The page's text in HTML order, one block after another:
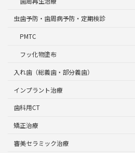
虫歯予防・歯周病予防・定期検診
PMTC
フッ化物塗布
入れ歯（総義歯・部分義歯）
インプラント治療
歯科用CT
矯正治療
審美セラミック治療